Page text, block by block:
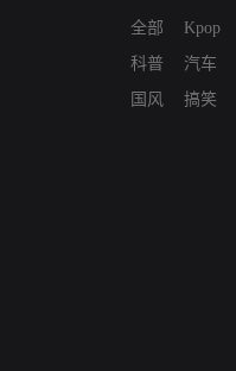
全部
科普
国风
Kpop
汽车
搞笑